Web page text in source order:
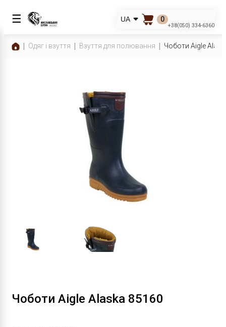
☰ UA 0
+38(050) 334-6360
Одяг і взуття Взуття для полювання Чоботи Aigle
Чоботи Aigle Alaska 85160